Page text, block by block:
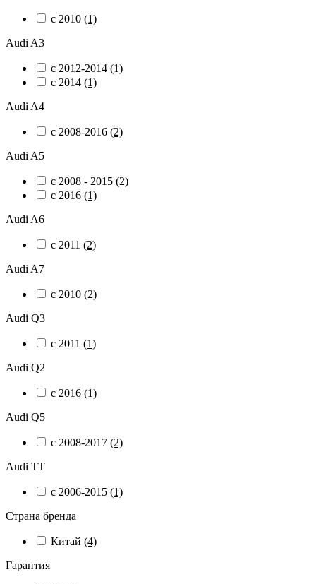
c 2010 (1)
Audi A3
c 2012-2014 (1)
c 2014 (1)
Audi A4
c 2008-2016 (2)
Audi A5
c 2008 - 2015 (2)
с 2016 (1)
Audi A6
c 2011 (2)
Audi A7
c 2010 (2)
Audi Q3
c 2011 (1)
Audi Q2
с 2016 (1)
Audi Q5
c 2008-2017 (2)
Audi TT
с 2006-2015 (1)
Страна бренда
Китай (4)
Гарантия